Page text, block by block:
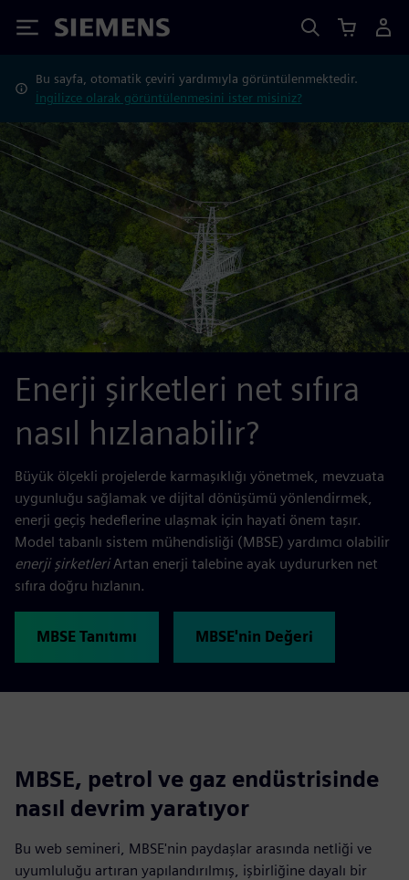
Siemens
Bu sayfa, otomatik çeviri yardımıyla görüntülenmektedir.
İngilizce olarak görüntülenmesini ister misiniz?
Enerji şirketleri net sıfıra
nasıl hızlanabilir?
Büyük ölçekli projelerde karmaşıklığı yönetmek, mevzuata
uygunluğu sağlamak ve dijital dönüşümü yönlendirmek,
enerji geçiş hedeflerine ulaşmak için hayati önem taşır.
Model tabanlı sistem mühendisliği (MBSE) yardımcı olabilir
enerji şirketleriArtan enerji talebine ayak uydururken net
sıfıra doğru hızlanın.
MBSE Tanıtımı MBSE'nin Değeri
MBSE, petrol ve gaz endüstrisinde
nasıl devrim yaratıyor
Bu web semineri, MBSE'nin paydaşlar arasında netliği ve
uyumluluğu artıran yapılandırılmış, işbirliğine dayalı bir